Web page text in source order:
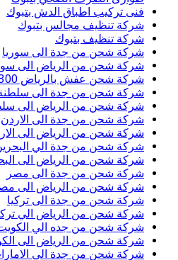
فنى تركيب اطباق الدش بتبوك
شركة تنظيف مجالس بتبوك
شركة تنظيف بتبوك
شركة شحن من جدة الى سوريا
شركة شحن من الرياض الى
شركة شحن عفش بالرياض 300 ريال
شركة شحن من جدة الى
شركة شحن من الرياض الى
شركة شحن من جدة الى الاردن
شركة شحن من الرياض الى
شركة شحن من جدة الي
شركة شحن من الرياض الى
شركة شحن من جدة الى مصر
شركة شحن من الرياض الى
شركة شحن من جدة الى تركيا
شركة شحن من الرياض الي
شركة شحن من جده الي
شركة شحن من الرياض الى
شركة شحن من جدة الي